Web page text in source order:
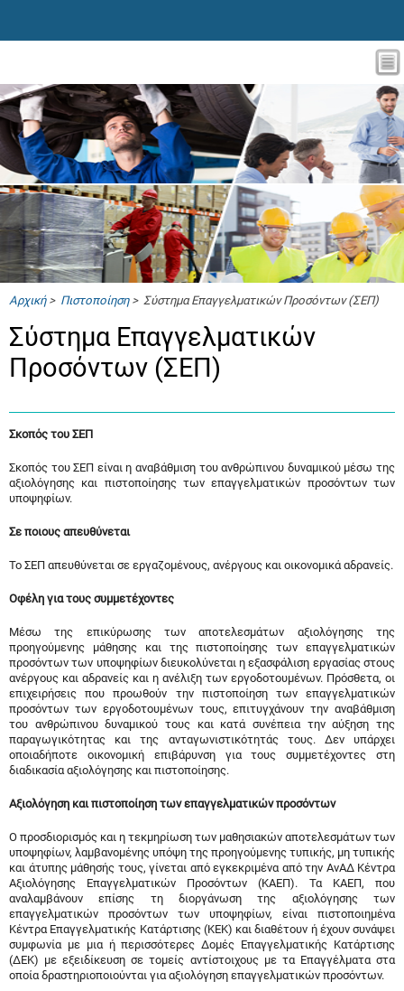
Αρχική> Πιστοποίηση> Σύστημα Επαγγελματικών Προσόντων (ΣΕΠ)
Σύστημα Επαγγελματικών
Προσόντων (ΣΕΠ)
Σκοπός του ΣΕΠ
Σκοπός του ΣΕΠ είναι η αναβάθμιση του ανθρώπινου δυναμικού μέσω της
αξιολόγησης και πιστοποίησης των επαγγελματικών προσόντων των
υποψηφίων.
Σε ποιους απευθύνεται
Το ΣΕΠ απευθύνεται σε εργαζομένους, ανέργους και οικονομικά αδρανείς.
Οφέλη για τους συμμετέχοντες
Μέσω της επικύρωσης των αποτελεσμάτων αξιολόγησης της
προηγούμενης μάθησης και της πιστοποίησης των επαγγελματικών
προσόντων των υποψηφίων διευκολύνεται η εξασφάλιση εργασίας στους
ανέργους και αδρανείς και η ανέλιξη των εργοδοτουμένων. Πρόσθετα, οι
επιχειρήσεις που προωθούν την πιστοποίηση των επαγγελματικών
προσόντων των εργοδοτουμένων τους, επιτυγχάνουν την αναβάθμιση
του ανθρώπινου δυναμικού τους και κατά συνέπεια την αύξηση της
παραγωγικότητας και της ανταγωνιστικότητάς τους. Δεν υπάρχει
οποιαδήποτε οικονομική επιβάρυνση για τους συμμετέχοντες στη
διαδικασία αξιολόγησης και πιστοποίησης.
Αξιολόγηση και πιστοποίηση των επαγγελματικών προσόντων
Ο προσδιορισμός και η τεκμηρίωση των μαθησιακών αποτελεσμάτων των
υποψηφίων, λαμβανομένης υπόψη της προηγούμενης τυπικής, μη τυπικής
και άτυπης μάθησής τους, γίνεται από εγκεκριμένα από την ΑνΑΔ Κέντρα
Αξιολόγησης Επαγγελματικών Προσόντων (ΚΑΕΠ). Τα ΚΑΕΠ, που
αναλαμβάνουν επίσης τη διοργάνωση της αξιολόγησης των
επαγγελματικών προσόντων των υποψηφίων, είναι πιστοποιημένα
Κέντρα Επαγγελματικής Κατάρτισης (ΚΕΚ) και διαθέτουν ή έχουν συνάψει
συμφωνία με μια ή περισσότερες Δομές Επαγγελματικής Κατάρτισης
(ΔΕΚ) με εξειδίκευση σε τομείς αντίστοιχους με τα Επαγγέλματα στα
οποία δραστηριοποιούνται για αξιολόγηση επαγγελματικών προσόντων.